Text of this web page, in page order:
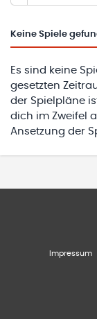
Keine Spiele
Es sind keine
gesetzten
der Spielpläne
dich im Zweifel
Ansetzung der
Impressum